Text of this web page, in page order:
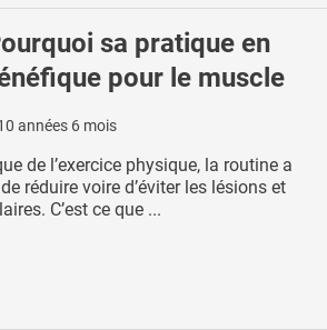
sa pratique en
pour le muscle
années 6 mois
de l’exercice physique, la routine a
réduire voire d’éviter les lésions et
C’est ce que ...